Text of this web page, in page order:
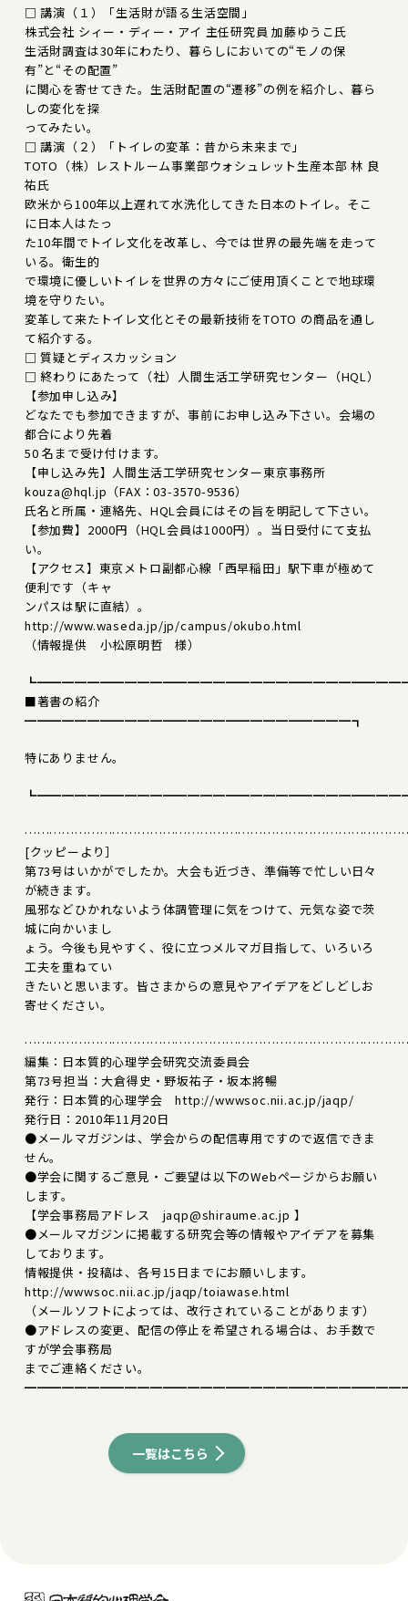
□ 講演（１）「生活財が語る生活空間」
株式会社 シィー・ディー・アイ 主任研究員 加藤ゆうこ氏
生活財調査は30年にわたり、暮らしにおいての“モノの保
有”と“その配置”
に関心を寄せてきた。生活財配置の“遷移”の例を紹介し、暮ら
しの変化を探
ってみたい。
□ 講演（２）「トイレの変革：昔から未来まで」
TOTO（株）レストルーム事業部ウォシュレット生産本部 林 良
祐氏
欧米から100年以上遅れて水洗化してきた日本のトイレ。そこ
に日本人はたっ
た10年間でトイレ文化を改革し、今では世界の最先端を走って
いる。衛生的
で環境に優しいトイレを世界の方々にご使用頂くことで地球環
境を守りたい。
変革して来たトイレ文化とその最新技術をTOTO の商品を通し
て紹介する。
□ 質疑とディスカッション
□ 終わりにあたって（社）人間生活工学研究センター（HQL）
【参加申し込み】
どなたでも参加できますが、事前にお申し込み下さい。会場の
都合により先着
50 名まで受け付けます。
【申し込み先】人間生活工学研究センター東京事務所
kouza@hql.jp（FAX：03-3570-9536）
氏名と所属・連絡先、HQL会員にはその旨を明記して下さい。
【参加費】2000円（HQL会員は1000円）。当日受付にて支払
い。
【アクセス】東京メトロ副都心線「西早稲田」駅下車が極めて
便利です（キャ
ンパスは駅に直結）。
http://www.waseda.jp/jp/campus/okubo.html
（情報提供 小松原明哲 様）
■著書の紹介
━━━━━━━━━━━━━━━━━━━━━━━━━━┓
特にありません。
[クッピーより］
第73号はいかがでしたか。大会も近づき、準備等で忙しい日々
が続きます。
風邪などひかれないよう体調管理に気をつけて、元気な姿で茨
城に向かいまし
ょう。今後も見やすく、役に立つメルマガ目指して、いろいろ
工夫を重ねてい
きたいと思います。皆さまからの意見やアイデアをどしどしお
寄せください。
編集：日本質的心理学会研究交流委員会
第73号担当：大倉得史・野坂祐子・坂本將暢
発行：日本質的心理学会 http://wwwsoc.nii.ac.jp/jaqp/
発行日：2010年11月20日
●メールマガジンは、学会からの配信専用ですので返信できま
せん。
●学会に関するご意見・ご要望は以下のWebページからお願い
します。
【学会事務局アドレス jaqp@shiraume.ac.jp 】
●メールマガジンに掲載する研究会等の情報やアイデアを募集
しております。
情報提供・投稿は、各号15日までにお願いします。
http://wwwsoc.nii.ac.jp/jaqp/toiawase.html
（メールソフトによっては、改行されていることがあります）
●アドレスの変更、配信の停止を希望される場合は、お手数で
すが学会事務局
までご連絡ください。
一覧はこちら